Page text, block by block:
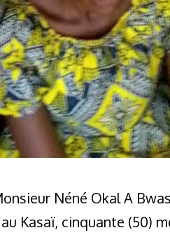
Néné Okal A
Kasaï, cinquante (50)